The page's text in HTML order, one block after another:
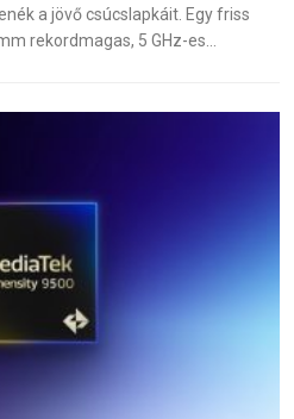
a jövő csúcslapkáit. Egy friss
rekordmagas, 5 GHz-es…